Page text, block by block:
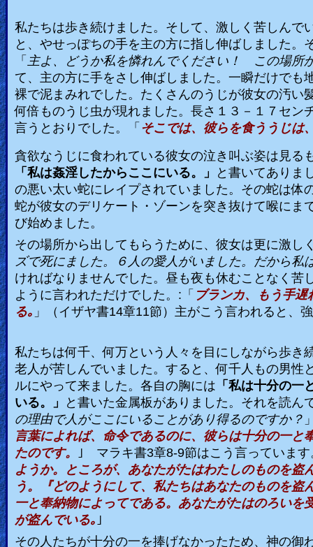
私たちは歩き続けました。そして、激しく苦しんで
と、やせっぽちの手を主の方に指し伸ばしました
「 主よ、どうか私を憐れんでください！ この場所
て、主の方に手をさし伸ばしました。一瞬だけで
裸で泥まみれでした。たくさんのうじが彼女の汚
何倍ものうじ虫が現れました。長さ１３－１７セン
言うとおりでした。「 そこでは、彼らを食ううじは
貪欲なうじに食われている彼女の泣き叫ぶ姿は見
「私は姦淫したからここにいる。」
と書いてありま
の悪い太い蛇にレイプされていました。その蛇は
蛇が彼女のデリケート・ゾーンを突き抜けて喉に
び始めました。
その場所から出してもらうために、彼女は更に激し
ズで死にました。６人の愛人がいました。だから私
ければなりませんでした。昼も夜も休むことなく
ように言われただけでした。 : 「 ブランカ、もう手
る｡ 」（イザヤ書14章11節）主がこう言われると、
私たちは何千、何万という人々を目にしながら歩き
老人が苦しんでいました。すると、何千人もの男性
ルにやって来ました。各自の胸には 「私は十分の
いる。」
と書いた金属板がありました。それを読ん
の理由で人がここにいることがあり得るのですか？
言葉によれば、命令であるのに、彼らは十分の一と
たのです。
｣ マラキ書3章8-9節はこう言っています
ようか。ところが、あなたがたはわたしのものを盗
う。『どのようにして、私たちはあなたのものを盗
一と奉納物によってである。あなたがたはのろい
が盗んでいる｡ ｣
その人たちが十分の一を捧げなかったため、神の